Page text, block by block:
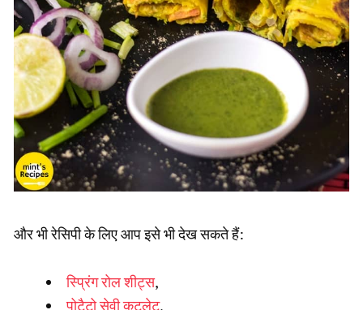
और भी रेसिपी के लिए आप इसे भी देख सकते हैं:
स्प्रिंग रोल शीट्स,
पोटैटो सेवी कटलेट,